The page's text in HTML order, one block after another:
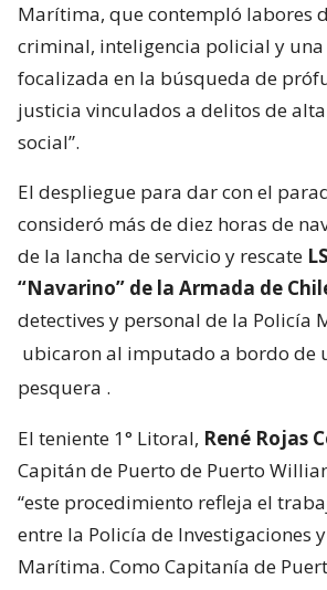
Marítima, que contempló labores
criminal, inteligencia policial y
focalizada en la búsqueda de
justicia vinculados a delitos de
social”.
El despliegue para dar con el
consideró más de diez horas de
de la lancha de servicio y rescate
“Navarino” de la Armada de
detectives y personal de la Policía
ubicaron al imputado a bordo de
pesquera .
El teniente 1° Litoral, René Rojas
Capitán de Puerto de Puerto
“este procedimiento refleja el
entre la Policía de Investigaciones
Marítima. Como Capitanía de